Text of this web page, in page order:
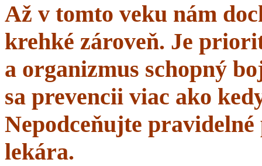
Až v tomto veku nám
krehké zároveň. Je
a organizmus schopný
sa prevencii viac ako
Nepodceňujte
lekára.